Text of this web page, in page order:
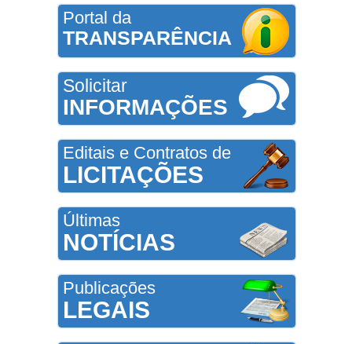
Portal da
TRANSPARÊNCIA
Solicitar
INFORMAÇÕES
Editais e Contratos de
LICITAÇÕES
Últimas
NOTÍCIAS
Publicações
LEGAIS